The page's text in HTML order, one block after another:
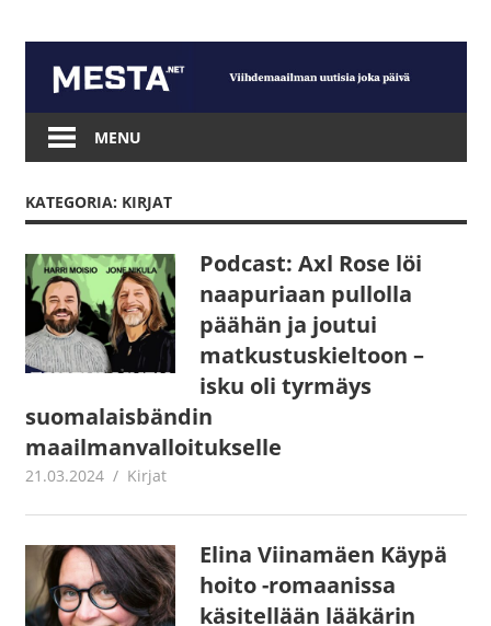
content
Mesta.net
MENU
KATEGORIA: KIRJAT
Podcast: Axl Rose löi
naapuriaan pullolla
päähän ja joutui
matkustuskieltoon –
isku oli tyrmäys
suomalaisbändin
maailmanvalloitukselle
21.03.2024 Jouni Hirn
Kirjat
Elina Viinamäen Käypä
hoito -romaanissa
käsitellään lääkärin